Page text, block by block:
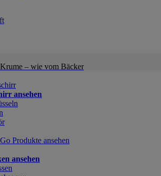
– wie vom Bäcker
ansehen
Produkte ansehen
ansehen